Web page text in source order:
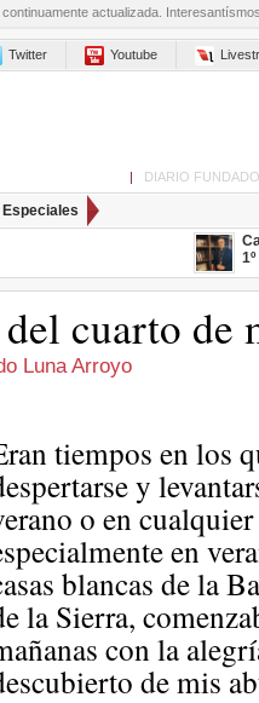
actualizada.
Twitter Youtube
| DIARIO
Especiales
cuarto de
Luna Arroyo
tiempos en los
y
o en
en
blancas de la
la Sierra,
con la
de mis